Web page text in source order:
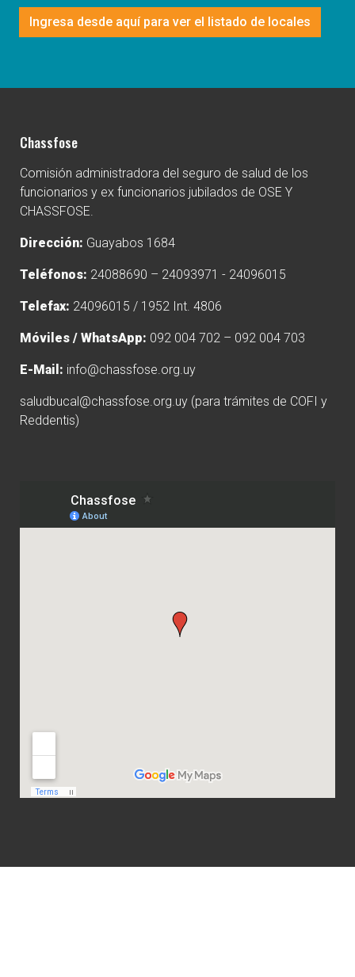
Ingresa desde aquí para ver el listado de locales
Chassfose
Comisión administradora del seguro de salud de los
funcionarios y ex funcionarios jubilados de OSE Y
CHASSFOSE.
Dirección: Guayabos 1684
Teléfonos: 24088690 – 24093971 - 24096015
Telefax: 24096015 / 1952 Int. 4806
Móviles / WhatsApp: 092 004 702 – 092 004 703
E-Mail: info@chassfose.org.uy
saludbucal@chassfose.org.uy(para trámites de COFI y
Reddentis)